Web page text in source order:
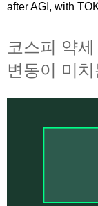
after AGI, with
코스피 약
변동이 미